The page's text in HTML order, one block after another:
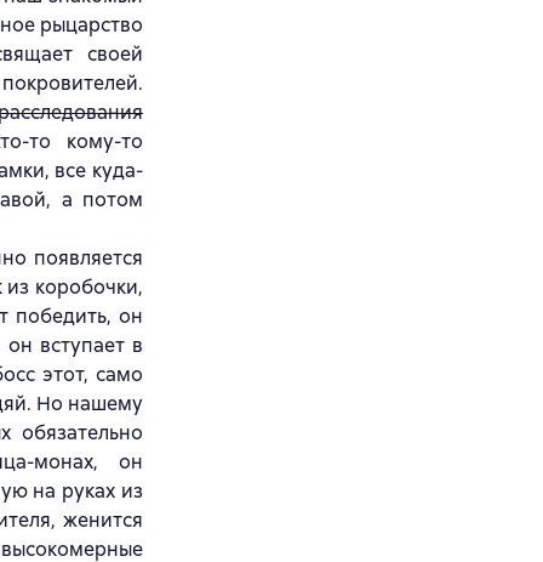
рыцарство
своей
то кому-то
все куда-
а потом
появляется
коробочки,
победить, он
вступает в
этот, само
Но нашему
монах, он
на руках из
женится